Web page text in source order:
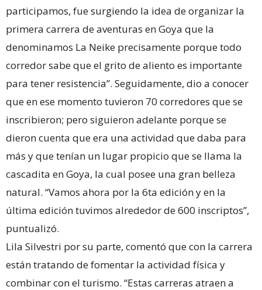
participamos, fue surgiendo la idea de organizar la
primera carrera de aventuras en Goya que la
denominamos La Neike precisamente porque todo
corredor sabe que el grito de aliento es importante
para tener resistencia”. Seguidamente, dio a conocer
que en ese momento tuvieron 70 corredores que se
inscribieron; pero siguieron adelante porque se
dieron cuenta que era una actividad que daba para
más y que tenían un lugar propicio que se llama la
cascadita en Goya, la cual posee una gran belleza
natural. “Vamos ahora por la 6ta edición y en la
última edición tuvimos alrededor de 600 inscriptos”,
puntualizó.
Lila Silvestri por su parte, comentó que con la carrera
están tratando de fomentar la actividad física y
combinar con el turismo. “Estas carreras atraen a